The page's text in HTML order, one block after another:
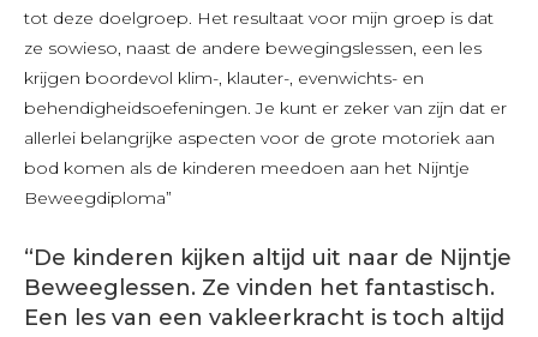
tot deze doelgroep. Het resultaat voor mijn groep is dat
ze sowieso, naast de andere bewegingslessen, een les
krijgen boordevol klim-, klauter-, evenwichts- en
behendigheidsoefeningen. Je kunt er zeker van zijn dat er
allerlei belangrijke aspecten voor de grote motoriek aan
bod komen als de kinderen meedoen aan het Nijntje
Beweegdiploma”
“De kinderen kijken altijd uit naar de Nijntje
Beweeglessen. Ze vinden het fantastisch.
Een les van een vakleerkracht is toch altijd